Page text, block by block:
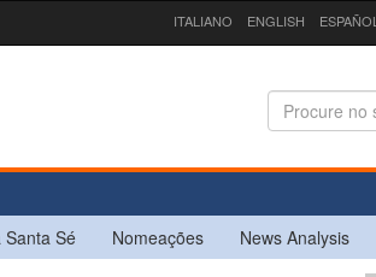
ITALIANO ENGLISH ESPAÑOL
Santa Sé Nomeações News Analysis